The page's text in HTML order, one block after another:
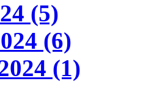
(5)
(6)
(1)